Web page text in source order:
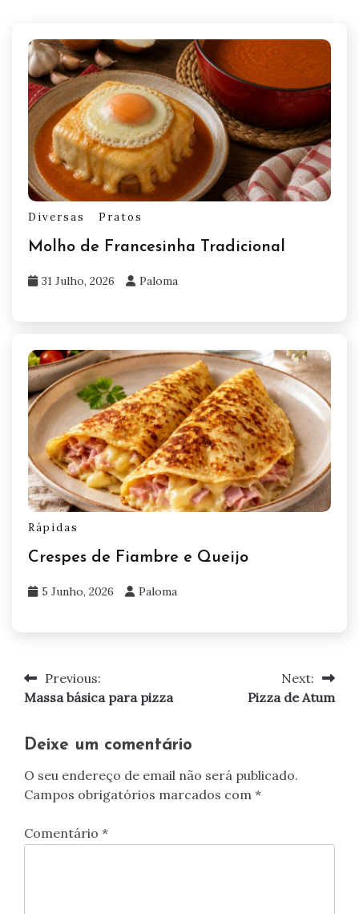
Diversas Pratos
Molho de Francesinha Tradicional
31 Julho, 2026 Paloma
Rápidas
Crespes de Fiambre e Queijo
5 Junho, 2026 Paloma
Navegação
artigos
Previous:
Massa básica para pizza
Next:
Pizza de Atum
Deixe um comentário
O seu endereço de email não será publicado.
Campos obrigatórios marcados com *
Comentário *